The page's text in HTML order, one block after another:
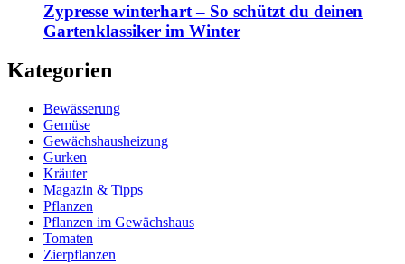
Zypresse winterhart – So schützt du deinen
Gartenklassiker im Winter
Kategorien
Bewässerung
Gemüse
Gewächshausheizung
Gurken
Kräuter
Magazin & Tipps
Pflanzen
Pflanzen im Gewächshaus
Tomaten
Zierpflanzen